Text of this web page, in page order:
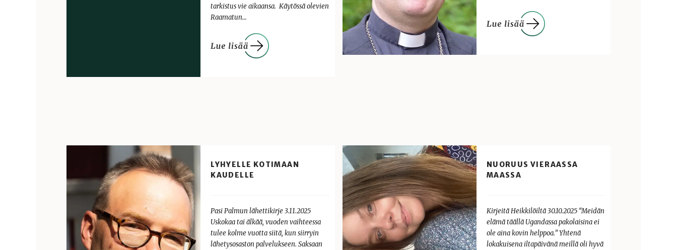
tarkistus vie aikaansa. Käytössä olevien
Raamatun…
LYHYELLE KOTIMAAN
KAUDELLE
Pasi Palmun lähettikirje 3.11.2025
Uskokaa tai älkää, vuoden vaihteessa
tulee kolme vuotta siitä, kun siirryin
lähetysosaston palvelukseen. Saksaan
NUORUUS VIERAASSA
MAASSA
Kirjeitä Heikkilöiltä 30.10.2025 “Meidän
elämä täällä Ugandassa pakolaisina ei
ole aina kovin helppoa.” Yhtenä
lokakuisena iltapäivänä meillä oli hyvä